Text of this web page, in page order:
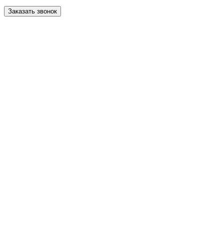
Заказать звонок